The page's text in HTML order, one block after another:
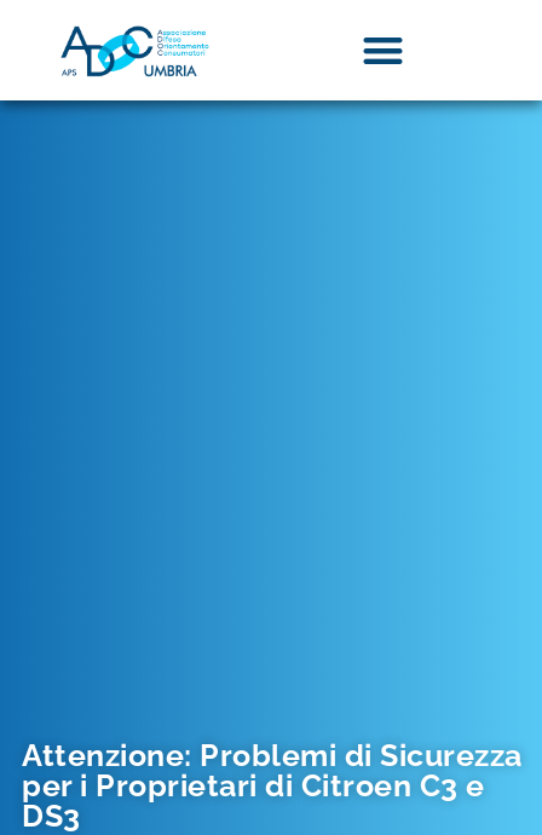
Attenzione: Problemi di Sicurezza
per i Proprietari di Citroen C3 e
DS3